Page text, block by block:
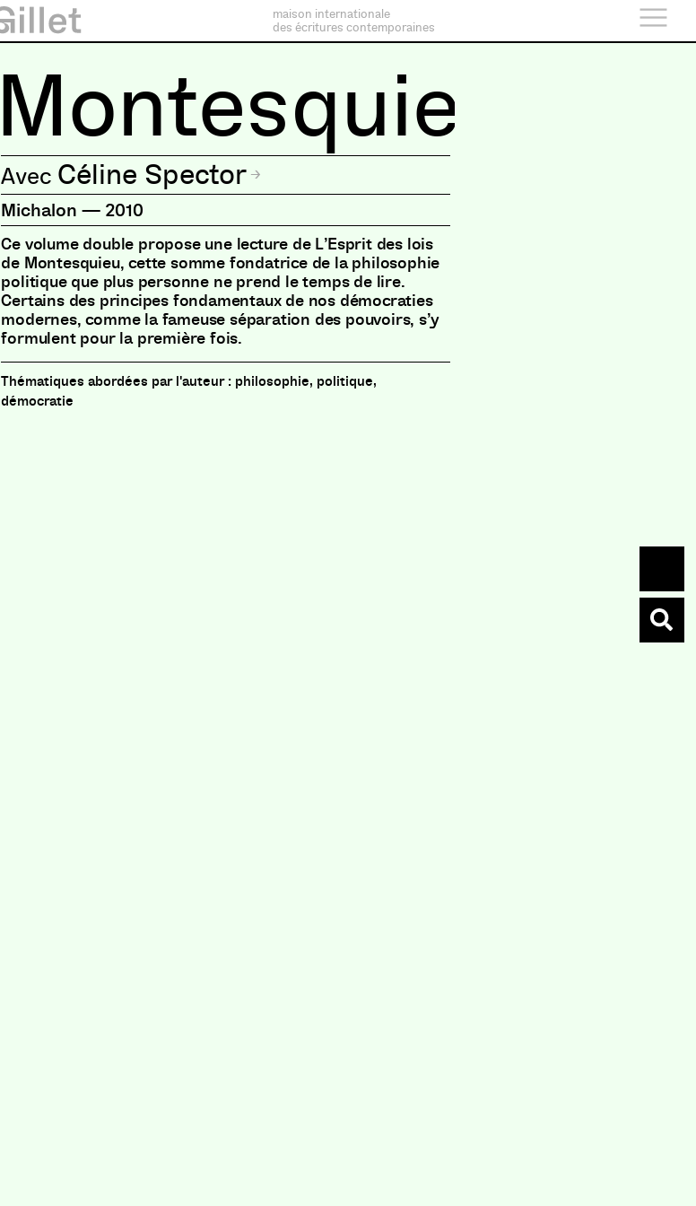
maison internationale
des écritures contemporaines
Montesquieu.
Céline Spector
Michalon — 2010
Ce volume double propose une lecture de L’Esprit des lois
de Montesquieu, cette somme fondatrice de la philosophie
politique que plus personne ne prend le temps de lire.
Certains des principes fondamentaux de nos démocraties
modernes, comme la fameuse séparation des pouvoirs, s’y
formulent pour la première fois.
philosophie, politique,
démocratie